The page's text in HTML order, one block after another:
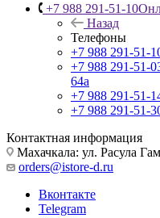
+7 988 291-51-10
Назад
Телефоны
+7 988 291-51-
+7 988 291-51-
64а
+7 988 291-51-
+7 988 291-51-
Контактная информация
Махачкала: ул. Расула
orders@istore-d.ru
Вконтакте
Telegram